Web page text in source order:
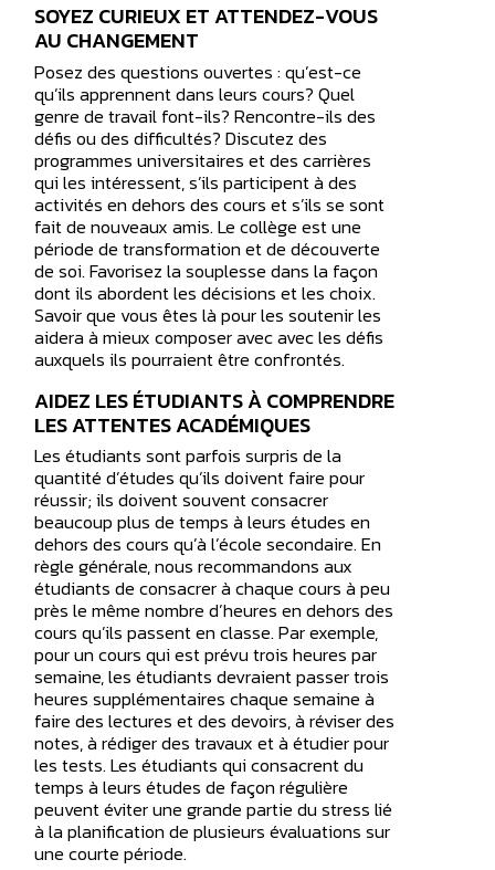
SOYEZ CURIEUX ET ATTENDEZ-VOUS
AU CHANGEMENT
Posez des questions ouvertes : qu’est-ce
qu’ils apprennent dans leurs cours? Quel
genre de travail font-ils? Rencontre-ils des
défis ou des difficultés? Discutez des
programmes universitaires et des carrières
qui les intéressent, s’ils participent à des
activités en dehors des cours et s’ils se sont
fait de nouveaux amis. Le collège est une
période de transformation et de découverte
de soi. Favorisez la souplesse dans la façon
dont ils abordent les décisions et les choix.
Savoir que vous êtes là pour les soutenir les
aidera à mieux composer avec avec les défis
auxquels ils pourraient être confrontés.
AIDEZ LES ÉTUDIANTS À COMPRENDRE
LES ATTENTES ACADÉMIQUES
Les étudiants sont parfois surpris de la
quantité d’études qu’ils doivent faire pour
réussir; ils doivent souvent consacrer
beaucoup plus de temps à leurs études en
dehors des cours qu’à l’école secondaire. En
règle générale, nous recommandons aux
étudiants de consacrer à chaque cours à peu
près le même nombre d’heures en dehors des
cours qu’ils passent en classe. Par exemple,
pour un cours qui est prévu trois heures par
semaine, les étudiants devraient passer trois
heures supplémentaires chaque semaine à
faire des lectures et des devoirs, à réviser des
notes, à rédiger des travaux et à étudier pour
les tests. Les étudiants qui consacrent du
temps à leurs études de façon régulière
peuvent éviter une grande partie du stress lié
à la planification de plusieurs évaluations sur
une courte période.